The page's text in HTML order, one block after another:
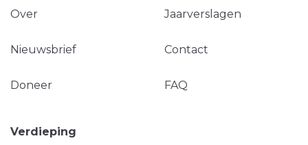
Over Jaarverslagen
Nieuwsbrief Contact
Doneer FAQ
Verdieping